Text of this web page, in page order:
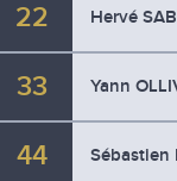
2 Hervé
3 Yann
4 Sébastien